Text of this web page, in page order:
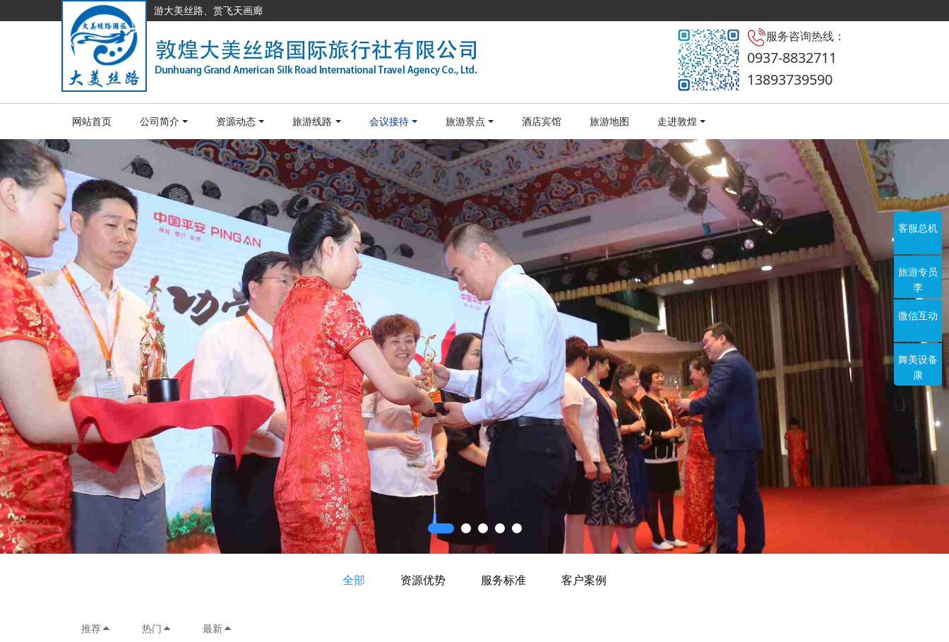
游大美丝路、赏飞天画廊
服务咨询热线：
0937-8832711
13893739590
网站首页 公司简介 资源动态 旅游线路 会议接待 旅游景点 酒店宾馆 旅游地图 走进敦煌
全部 资源优势 服务标准 客户案例
推荐 热门 最新
客服总机
旅游专员
李
微信互动
舞美设备
康